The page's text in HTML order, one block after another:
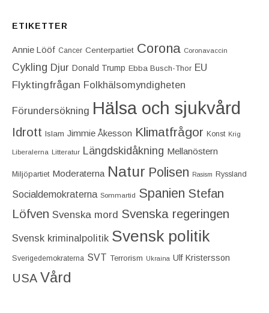
ETIKETTER
Annie Lööf Cancer Centerpartiet‎ Corona Coronavaccin
Cykling Djur Donald Trump Ebba Busch-Thor EU
Flyktingfrågan Folkhälsomyndigheten
Förundersökning Hälsa och sjukvård
Idrott Islam Jimmie Åkesson Klimatfrågor Konst Krig
Liberalerna Litteratur Längdskidåkning Mellanöstern
Miljöpartiet Moderaterna Natur Polisen Rasism Ryssland
Socialdemokraterna Sommartid Spanien Stefan
Löfven Svenska mord Svenska regeringen
Svensk kriminalpolitik Svensk politik
Sverigedemokraterna SVT Terrorism Ukraina Ulf Kristersson
USA Vård